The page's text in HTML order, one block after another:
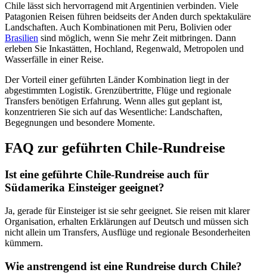
Chile lässt sich hervorragend mit Argentinien verbinden. Viele
Patagonien Reisen führen beidseits der Anden durch spektakuläre
Landschaften. Auch Kombinationen mit Peru, Bolivien oder
Brasilien sind möglich, wenn Sie mehr Zeit mitbringen. Dann
erleben Sie Inkastätten, Hochland, Regenwald, Metropolen und
Wasserfälle in einer Reise.
Der Vorteil einer geführten Länder Kombination liegt in der
abgestimmten Logistik. Grenzübertritte, Flüge und regionale
Transfers benötigen Erfahrung. Wenn alles gut geplant ist,
konzentrieren Sie sich auf das Wesentliche: Landschaften,
Begegnungen und besondere Momente.
FAQ zur geführten Chile-Rundreise
Ist eine geführte Chile-Rundreise auch für
Südamerika Einsteiger geeignet?
Ja, gerade für Einsteiger ist sie sehr geeignet. Sie reisen mit klarer
Organisation, erhalten Erklärungen auf Deutsch und müssen sich
nicht allein um Transfers, Ausflüge und regionale Besonderheiten
kümmern.
Wie anstrengend ist eine Rundreise durch Chile?